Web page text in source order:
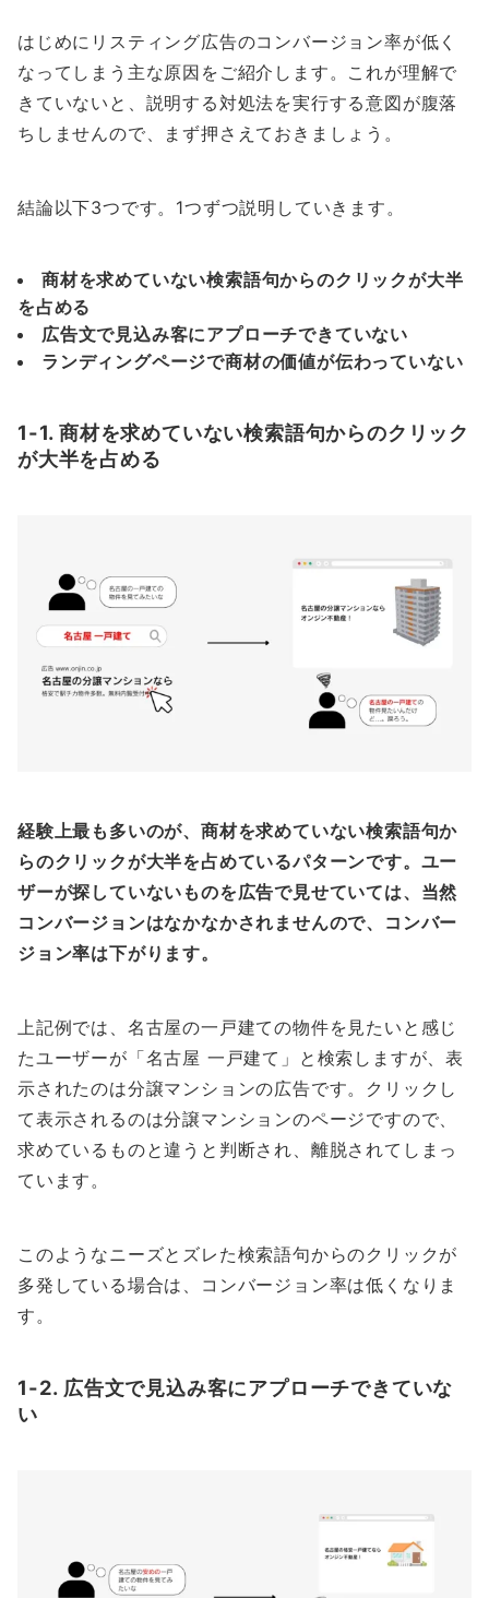
はじめにリスティング広告のコンバージョン率が低く
なってしまう主な原因をご紹介します。これが理解で
きていないと、説明する対処法を実行する意図が腹落
ちしませんので、まず押さえておきましょう。
結論以下3つです。1つずつ説明していきます。
商材を求めていない検索語句からのクリックが大半
を占める
広告文で見込み客にアプローチできていない
ランディングページで商材の価値が伝わっていない
1-1. 商材を求めていない検索語句からのクリック
が大半を占める
経験上最も多いのが、商材を求めていない検索語句か
らのクリックが大半を占めているパターンです。ユー
ザーが探していないものを広告で見せていては、当然
コンバージョンはなかなかされませんので、コンバー
ジョン率は下がります。
上記例では、名古屋の一戸建ての物件を見たいと感じ
たユーザーが「名古屋 一戸建て」と検索しますが、表
示されたのは分譲マンションの広告です。クリックし
て表示されるのは分譲マンションのページですので、
求めているものと違うと判断され、離脱されてしまっ
ています。
このようなニーズとズレた検索語句からのクリックが
多発している場合は、コンバージョン率は低くなりま
す。
1-2. 広告文で見込み客にアプローチできていな
い